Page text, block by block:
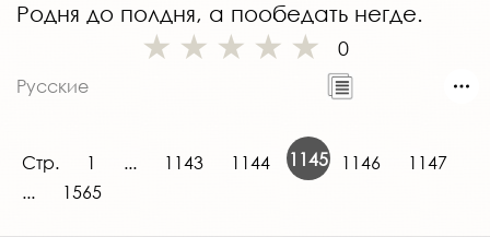
Родня до полдня, а пообедать негде.
0
Русские
Стр. 1 ... 1143 1144 1145 1146
1147
...
1565